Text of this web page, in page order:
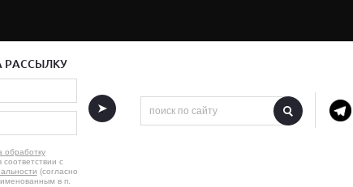
РАССЫЛКУ
обработку
соответствии с
(согласно
в п.
.